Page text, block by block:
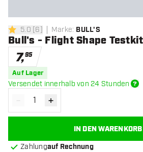
5 Bewertungssterne
5.0 [6] Marke: BULL'S
Bull's - Flight Shape
7,95
Auf Lager
Versendet innerhalb von 24 Stunden
Menge verringern
- Menge erhöhen
+
IN DEN WARENKORB
Zahlungauf Rechnung